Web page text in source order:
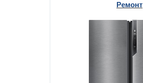
Ремонт